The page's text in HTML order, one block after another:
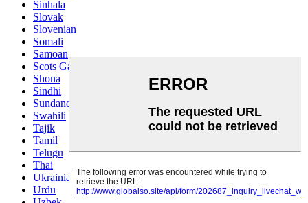
Sinhala
Slovak
Slovenian
Somali
Samoan
Scots Gaelic
Shona
Sindhi
Sundanese
Swahili
Tajik
Tamil
Telugu
Thai
Ukrainian
Urdu